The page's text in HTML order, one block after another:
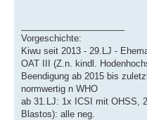
Vorgeschichte:
Kiwu seit 2013 - 29.LJ -
OAT III (Z.n. kindl.
Beendigung ab 2015 bis
normwertig n WHO
ab 31.LJ: 1x ICSI mit OHSS,
Blastos): alle neg.